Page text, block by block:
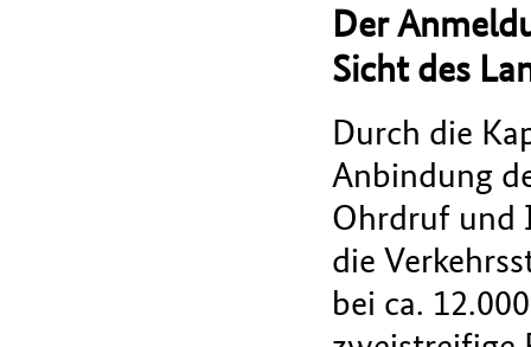
Der
Sicht des
Durch die
Anbindung
Ohrdruf und
die
bei ca.